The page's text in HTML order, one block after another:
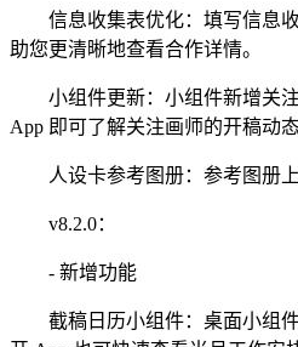
信息收集表优化：填写信息收
助您更清晰地查看合作详情。
小组件更新：小组件新增关注
App 即可了解关注画师的开稿动态
人设卡参考图册：参考图册上
v8.2.0：
- 新增功能
截稿日历小组件：桌面小组件